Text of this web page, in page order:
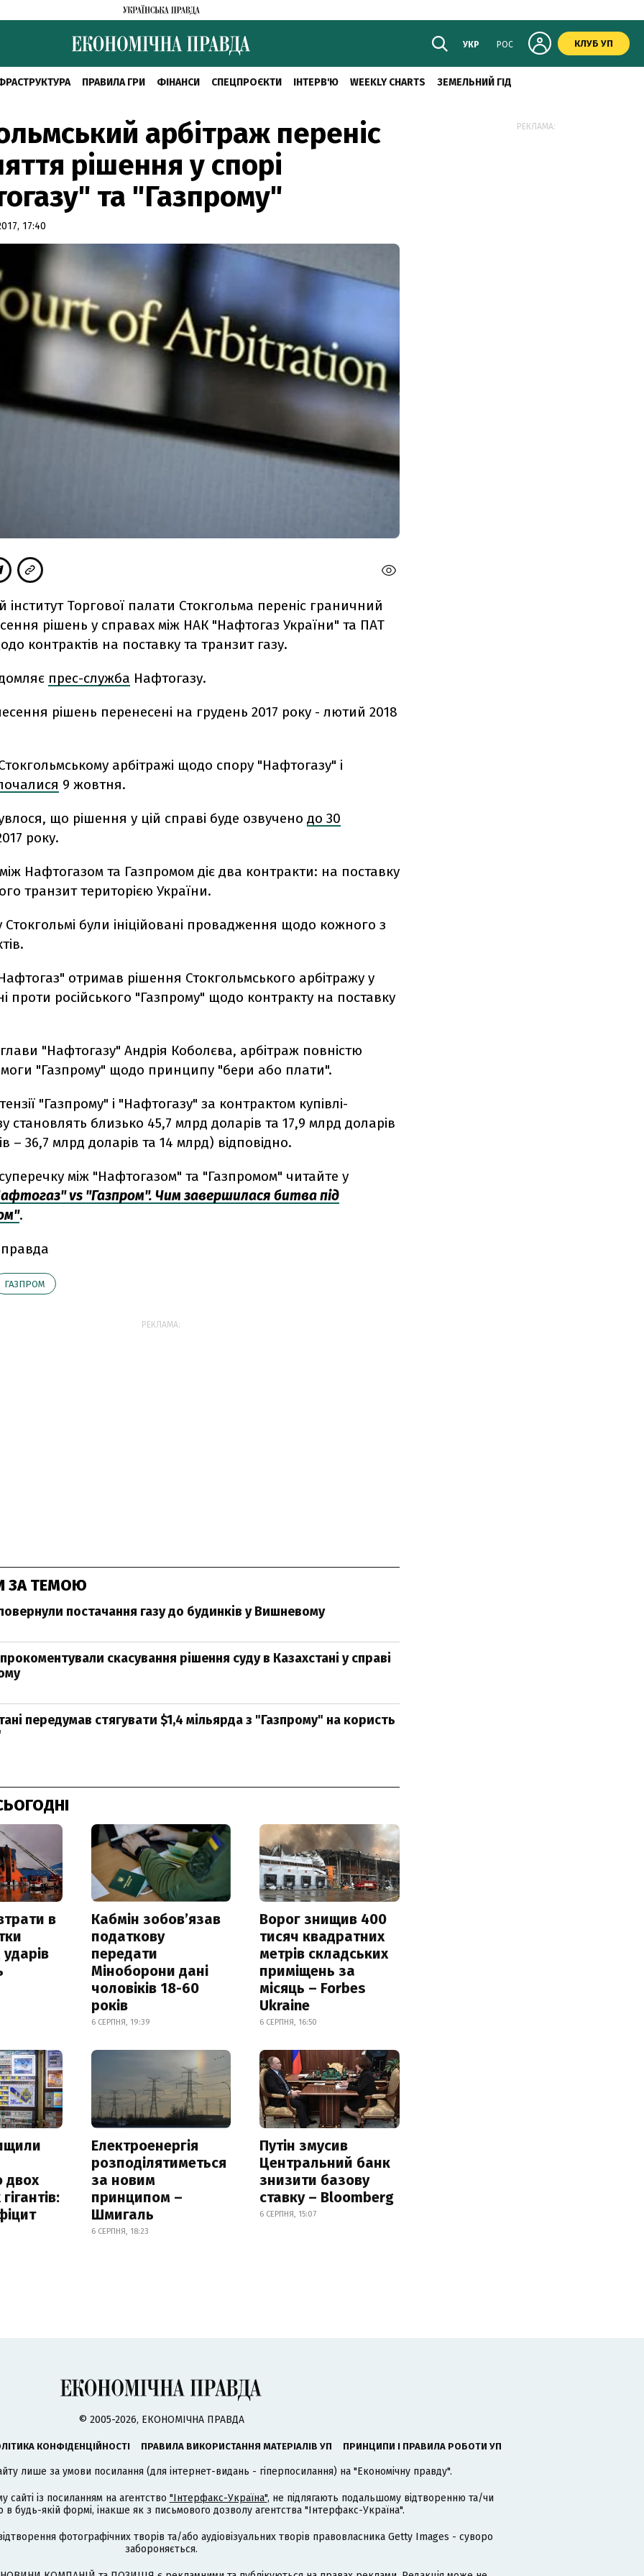
УКР РОС КЛУБ УП
ПРАВИЛА ГРИ ФІНАНСИ СПЕЦПРОЄКТИ ІНТЕРВ'Ю WEEKLY CHARTS ЗЕМЕЛЬНИЙ ГІД
арбітраж переніс
рішення у спорі
та "Газпрому"
17:40
інститут Торгової палати Стокгольма переніс граничний
рішень у справах між НАК "Нафтогаз України" та ПАТ
контрактів на поставку та транзит газу.
прес-служба Нафтогазу.
рішень перенесені на грудень 2017 року - лютий 2018
арбітражі щодо спору "Нафтогазу" і
9 жовтня.
що рішення у цій справі буде озвучено до 30
року.
Нафтогазом та Газпромом діє два контракти: на поставку
транзит територією України.
Стокгольмі були ініційовані провадження щодо кожного з
отримав рішення Стокгольмського арбітражу у
проти російського "Газпрому" щодо контракту на поставку
"Нафтогазу" Андрія Коболєва, арбітраж повністю
"Газпрому" щодо принципу "бери або плати".
"Газпрому" і "Нафтогазу" за контрактом купівлі-
становлять близько 45,7 млрд доларів та 17,9 млрд доларів
– 36,7 млрд доларів та 14 млрд) відповідно.
між "Нафтогазом" та "Газпромом" читайте у
vs "Газпром". Чим завершилася битва під
.
ГАЗПРОМ
РЕКЛАМА:
ЗА ТЕМОЮ
постачання газу до будинків у Вишневому
скасування рішення суду в Казахстані у справі
передумав стягувати $1,4 мільярда з "Газпрому" на користь
в
Кабмін зобовʼязав
податкову
передати
Міноборони дані
чоловіків 18-60
років
6 СЕРПНЯ, 19:39
Ворог знищив 400
тисяч квадратних
метрів складських
приміщень за
місяць – Forbes
Ukraine
6 СЕРПНЯ, 16:50
двох
Електроенергія
розподілятиметься
за новим
принципом –
Шмигаль
6 СЕРПНЯ, 18:23
Путін змусив
Центральний банк
знизити базову
ставку – Bloomberg
6 СЕРПНЯ, 15:07
РЕКЛАМА:
© 2005-2026, ЕКОНОМІЧНА ПРАВДА
КОНФІДЕНЦІЙНОСТІ ПРАВИЛА ВИКОРИСТАННЯ МАТЕРІАЛІВ УП ПРИНЦИПИ І ПРАВИЛА РОБОТИ УП
лише за умови посилання (для інтернет-видань - гіперпосилання) на "Економічну правду".
сайті із посиланням на агентство "Інтерфакс-Україна", не підлягають подальшому відтворенню та/чи
будь-якій формі, інакше як з письмового дозволу агентства "Інтерфакс-Україна".
фотографічних творів та/або аудіовізуальних творів правовласника Getty Images - суворо
забороняється.